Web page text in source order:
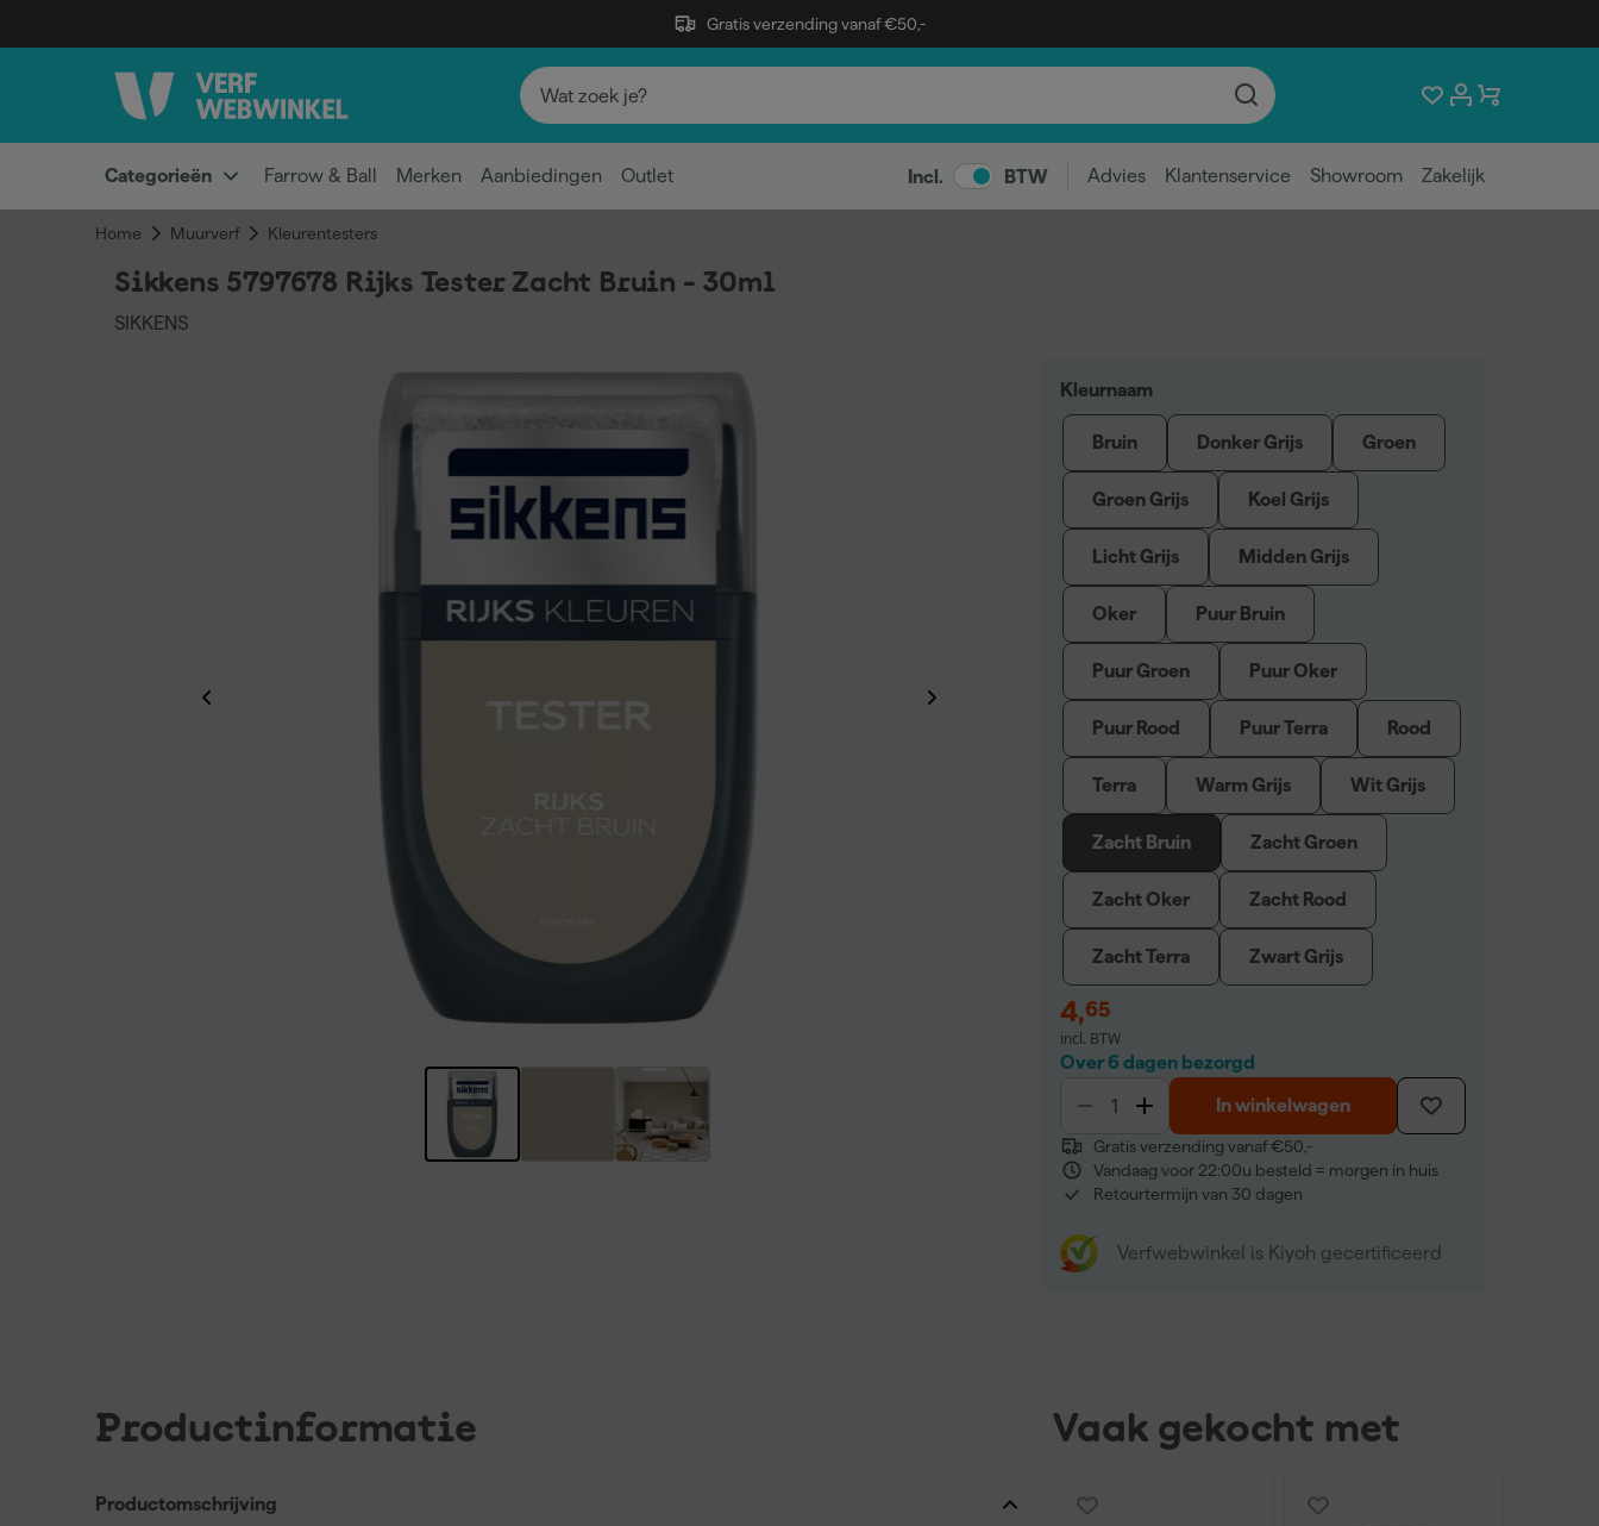
Gratis verzending vanaf €50,-
Categorieën Farrow & Ball Merken Aanbiedingen Outlet Incl. BTW Advies Klantenservice Showroom Zakelijk
Home Muurverf Kleurentesters
Sikkens 5797678 Rijks Tester Zacht Bruin - 30ml
SIKKENS
Kleurnaam
Bruin Donker Grijs Groen
Groen Grijs Koel Grijs
Licht Grijs Midden Grijs
Oker Puur Bruin
Puur Groen Puur Oker
Puur Rood Puur Terra Rood
Terra Warm Grijs Wit Grijs
Zacht Bruin Zacht Groen
Zacht Oker Zacht Rood
Zacht Terra Zwart Grijs
4,65
incl. BTW
Over 6 dagen bezorgd
In winkelwagen
Gratis verzending vanaf €50,-
Vandaag voor 22:00u besteld = morgen in huis
Retourtermijn van 30 dagen
Verfwebwinkel is Kiyoh gecertificeerd
Productinformatie
Productomschrijving
Vaak gekocht met